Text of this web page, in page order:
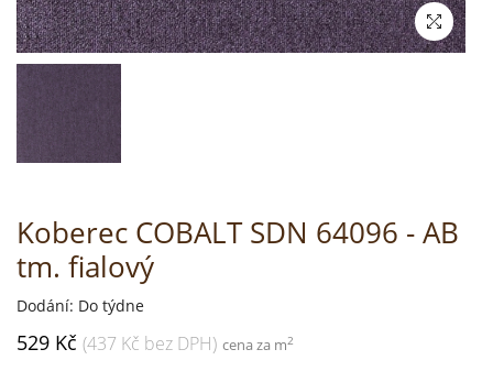
Koberec COBALT SDN 64096 - AB
tm. fialový
Dodání: Do týdne
529 Kč (437 Kč bez DPH) cena za m2